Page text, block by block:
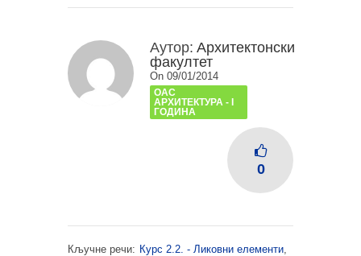
Аутор: Архитектонски
факултет
On 09/01/2014
ОАС
АРХИТЕКТУРА - I
ГОДИНА
0
Кључне речи: Курс 2.2. - Ликовни елементи,